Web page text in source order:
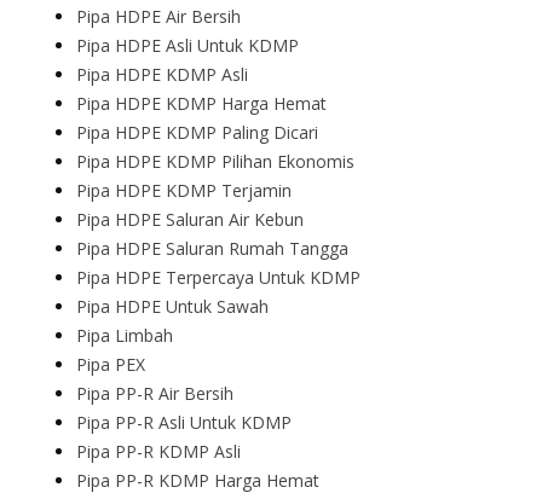
Pipa HDPE Air Bersih
Pipa HDPE Asli Untuk KDMP
Pipa HDPE KDMP Asli
Pipa HDPE KDMP Harga Hemat
Pipa HDPE KDMP Paling Dicari
Pipa HDPE KDMP Pilihan Ekonomis
Pipa HDPE KDMP Terjamin
Pipa HDPE Saluran Air Kebun
Pipa HDPE Saluran Rumah Tangga
Pipa HDPE Terpercaya Untuk KDMP
Pipa HDPE Untuk Sawah
Pipa Limbah
Pipa PEX
Pipa PP-R Air Bersih
Pipa PP-R Asli Untuk KDMP
Pipa PP-R KDMP Asli
Pipa PP-R KDMP Harga Hemat